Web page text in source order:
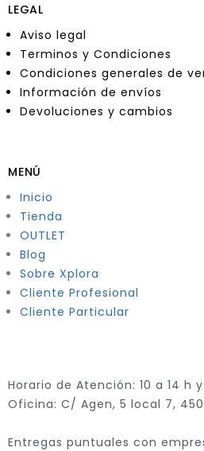
LEGAL
Aviso legal
Terminos y Condiciones
Condiciones generales de
Información de envíos
Devoluciones y cambios
MENÚ
Inicio
Tienda
OUTLET
Blog
Sobre Xplora
Cliente Profesional
Cliente Particular
Horario de Atención: 10 a 14 h y
Oficina: C/ Agen, 5 local 7,
Entregas puntuales con